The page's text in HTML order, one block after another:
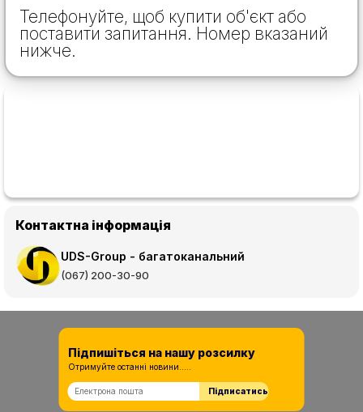
Телефонуйте, щоб купити об'єкт або
поставити запитання. Номер вказаний
нижче.
Контактна інформація
UDS-Group - багатоканальний
(067) 200-30-90
Підпишіться на нашу розсилку
Отримуйте останні новини.....
Підписатись